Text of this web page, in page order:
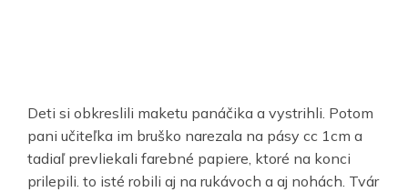
Deti si obkreslili maketu panáčika a vystrihli. Potom
pani učiteľka im bruško narezala na pásy cc 1cm a
tadiaľ prevliekali farebné papiere, ktoré na konci
prilepili. to isté robili aj na rukávoch a aj nohách. Tvár